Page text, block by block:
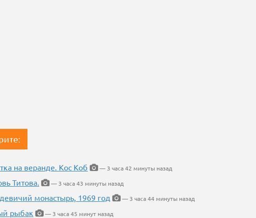
на веранде. Кос Коб
— 3 часа 42 минуты назад
Титова.
— 3 часа 43 минуты назад
монастырь, 1969 год
— 3 часа 44 минуты назад
рыбак
— 3 часа 45 минут назад